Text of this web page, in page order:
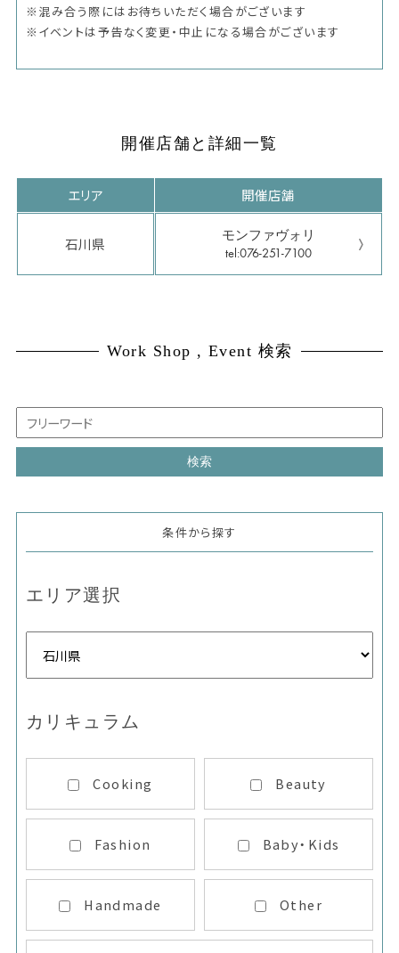
※混み合う際にはお待ちいただく場合がございます
※イベントは予告なく変更・中止になる場合がございます
開催店舗と詳細一覧
エリア 開催店舗
石川県
モンファヴォリ
tel:076-251-7100
Work Shop , Event 検索
条件から探す
エリア選択
カリキュラム
Cooking Beauty
Fashion Baby・Kids
Handmade Other